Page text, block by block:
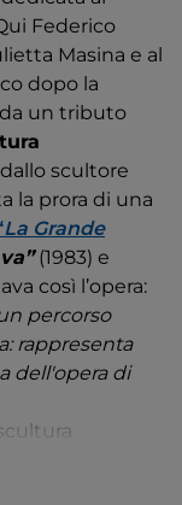
Federico
Masina e al
dopo la
un tributo
scultore
la prora di una
La Grande
(1983) e
così l’opera:
percorso
rappresenta
dell'opera di
e della